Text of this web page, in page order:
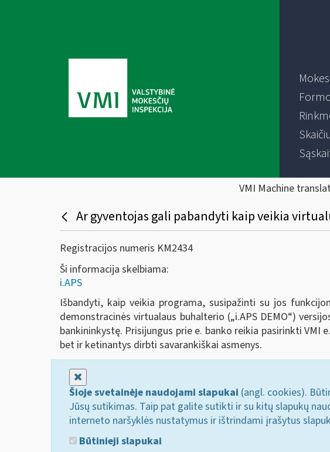
VMI Machine
Ar gyventojas gali pabandyti kaip veikia
Registracijos numeris KM2434
Ši informacija skelbiama:
i.APS
Išbandyti, kaip veikia programa, susipažinti su jos
demonstracinės virtualaus buhalterio („i.APS DEMO“)
bankininkystę. Prisijungus prie e. banko reikia pasirinkti VMI
bet ir ketinantys dirbti savarankiškai asmenys.
Šioje svetainėje naudojami slapukai (angl. cookies).
Jūsų sutikimas. Taip pat galite sutikti ir su kitų slapukų
interneto naršyklės nustatymus ir ištrindami įrašytus
Būtinieji slapukai